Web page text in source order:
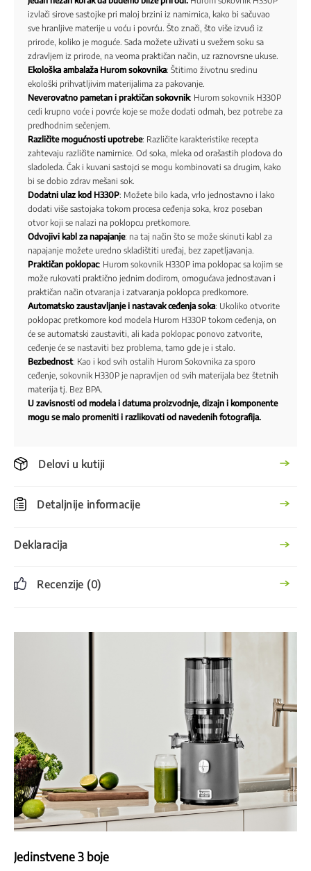
izvlači sirove sastojke pri maloj brzini iz namirnica, kako bi sačuvao
sve hranljive materije u voću i povrću. Što znači, što više izvući iz
prirode, koliko je moguće. Sada možete uživati u svežem soku sa
zdravljem iz prirode, na veoma praktičan način, uz raznovrsne ukuse.
Ekološka ambalaža Hurom sokovnika: Štitimo životnu sredinu
ekološki prihvatljivim materijalima za pakovanje.
Neverovatno pametan i praktičan sokovnik: Hurom sokovnik H330P
cedi krupno voće i povrće koje se može dodati odmah, bez potrebe za
predhodnim sečenjem.
Različite mogućnosti upotrebe: Različite karakteristike recepta
zahtevaju različite namirnice. Od soka, mleka od orašastih plodova do
sladoleda. Čak i kuvani sastojci se mogu kombinovati sa drugim, kako
bi se dobio zdrav mešani sok.
Dodatni ulaz kod H330P: Možete bilo kada, vrlo jednostavno i lako
dodati više sastojaka tokom procesa ceđenja soka, kroz poseban
otvor koji se nalazi na poklopcu pretkomore.
Odvojivi kabl za napajanje: na taj način što se može skinuti kabl za
napajanje možete uredno skladištiti uređaj, bez zapetljavanja.
Praktičan poklopac: Hurom sokovnik H330P ima poklopac sa kojim se
može rukovati praktično jednim dodirom, omogućava jednostavan i
praktičan način otvaranja i zatvaranja poklopca predkomore.
Automatsko zaustavljanje i nastavak ceđenja soka: Ukoliko otvorite
poklopac pretkomore kod modela Hurom H330P tokom ceđenja, on
će se automatski zaustaviti, ali kada poklopac ponovo zatvorite,
ceđenje će se nastaviti bez problema, tamo gde je i stalo.
Bezbednost: Kao i kod svih ostalih Hurom Sokovnika za sporo
ceđenje, sokovnik H330P je napravljen od svih materijala bez štetnih
materija tj. Bez BPA.
U zavisnosti od modela i datuma proizvodnje, dizajn i komponente
mogu se malo promeniti i razlikovati od navedenih fotografija.
Delovi u kutiji
Detaljnije informacije
Deklaracija
Recenzije (0)
Jedinstvene 3 boje